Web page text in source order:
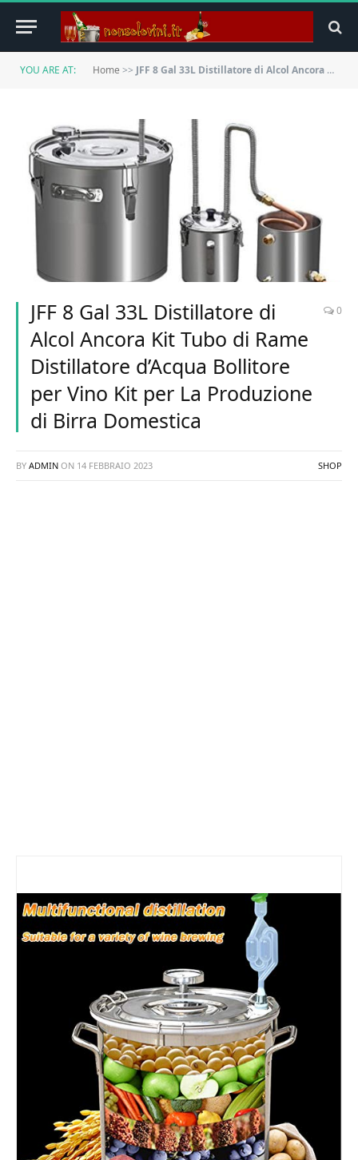
YOU ARE AT: Home >> JFF 8 Gal 33L Distillatore di Alcol Ancora Kit Tubo di Rame Distillatore d’Acqua Bollitore per Vino Kit per La Produzione di Birra Domestica
JFF 8 Gal 33L Distillatore di
Alcol Ancora Kit Tubo di Rame
Distillatore d’Acqua Bollitore
per Vino Kit per La Produzione
di Birra Domestica
0
BY ADMIN ON 14 FEBBRAIO 2023 SHOP